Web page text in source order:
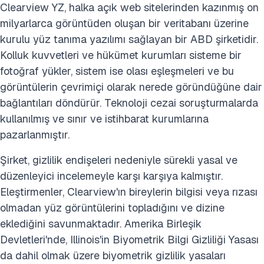
Clearview YZ, halka açık web sitelerinden kazınmış on
milyarlarca görüntüden oluşan bir veritabanı üzerine
kurulu yüz tanıma yazılımı sağlayan bir ABD şirketidir.
Kolluk kuvvetleri ve hükümet kurumları sisteme bir
fotoğraf yükler, sistem ise olası eşleşmeleri ve bu
görüntülerin çevrimiçi olarak nerede göründüğüne dair
bağlantıları döndürür. Teknoloji cezai soruşturmalarda
kullanılmış ve sınır ve istihbarat kurumlarına
pazarlanmıştır.
Şirket, gizlilik endişeleri nedeniyle sürekli yasal ve
düzenleyici incelemeyle karşı karşıya kalmıştır.
Eleştirmenler, Clearview'ın bireylerin bilgisi veya rızası
olmadan yüz görüntülerini topladığını ve dizine
eklediğini savunmaktadır. Amerika Birleşik
Devletleri'nde, Illinois'in Biyometrik Bilgi Gizliliği Yasası
da dahil olmak üzere biyometrik gizlilik yasaları